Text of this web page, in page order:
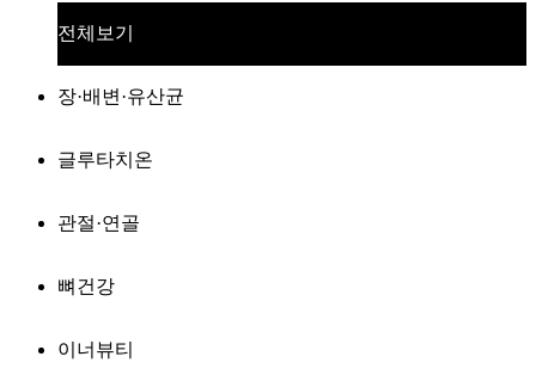
전체보기
장·배변·유산균
글루타치온
관절·연골
뼈건강
이너뷰티